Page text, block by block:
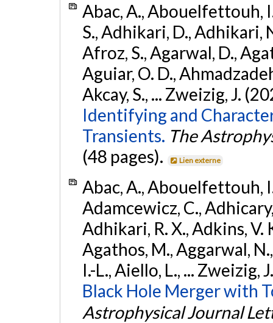
Abac, A., Abouelfettouh,
S., Adhikari, D., Adhikari,
Afroz, S., Agarwal, D.,
Aguiar, O. D.,
Akcay, S., ... Zweizig, J.
Identifying and
Transients. The
(48 pages).
Lien externe
Abac, A., Abouelfettouh,
Adamcewicz, C.,
Adhikari, R. X., Adkins, V.
Agathos, M., Aggarwal,
I.-L., Aiello, L., ... Zweizig,
Black Hole Merger with
Astrophysical Journal